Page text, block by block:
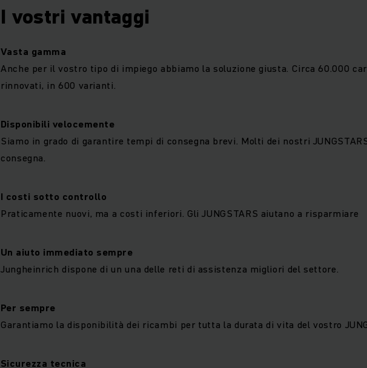
I vostri vantaggi
Vasta gamma
Anche per il vostro tipo di impiego abbiamo la soluzione giusta. Circa 60.000
rinnovati, in 600 varianti.
Disponibili velocemente
Siamo in grado di garantire tempi di consegna brevi. Molti dei nostri
consegna.
I costi sotto controllo
Praticamente nuovi, ma a costi inferiori. Gli JUNGSTARS aiutano a risparmiare
Un aiuto immediato sempre
Jungheinrich dispone di un una delle reti di assistenza migliori del settore.
Per sempre
Garantiamo la disponibilità dei ricambi per tutta la durata di vita del vostro
Sicurezza tecnica